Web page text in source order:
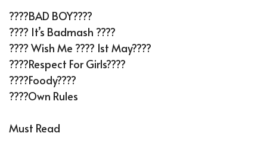
????BAD BOY????
???? It’s Badmash ????
???? Wish Me ???? 1st May????
????Respect For Girls????
????Foody????
????Own Rules
Must Read